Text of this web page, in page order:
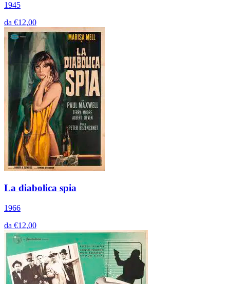
1945
da €12,00
La diabolica spia
1966
da €12,00